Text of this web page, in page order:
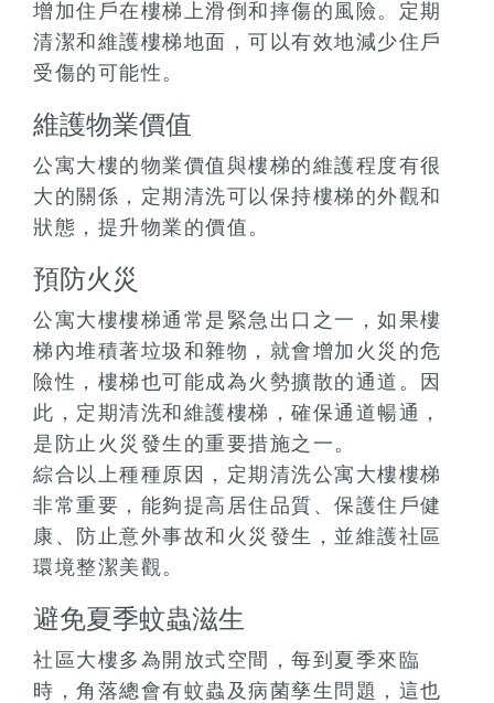
增加住戶在樓梯上滑倒和摔傷的風險。定期
清潔和維護樓梯地面，可以有效地減少住戶
受傷的可能性。
維護物業價值
公寓大樓的物業價值與樓梯的維護程度有很
大的關係，定期清洗可以保持樓梯的外觀和
狀態，提升物業的價值。
預防火災
公寓大樓樓梯通常是緊急出口之一，如果樓
梯內堆積著垃圾和雜物，就會增加火災的危
險性，樓梯也可能成為火勢擴散的通道。因
此，定期清洗和維護樓梯，確保通道暢通，
是防止火災發生的重要措施之一。
綜合以上種種原因，定期清洗公寓大樓樓梯
非常重要，能夠提高居住品質、保護住戶健
康、防止意外事故和火災發生，並維護社區
環境整潔美觀。
避免夏季蚊蟲滋生
社區大樓多為開放式空間，每到夏季來臨
時，角落總會有蚊蟲及病菌孳生問題，這也